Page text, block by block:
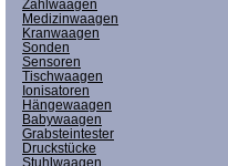
Zählwaagen
Medizinwaagen
Kranwaagen
Sonden
Sensoren
Tischwaagen
Ionisatoren
Hängewaagen
Babywaagen
Grabsteintester
Druckstücke
Stuhlwaagen